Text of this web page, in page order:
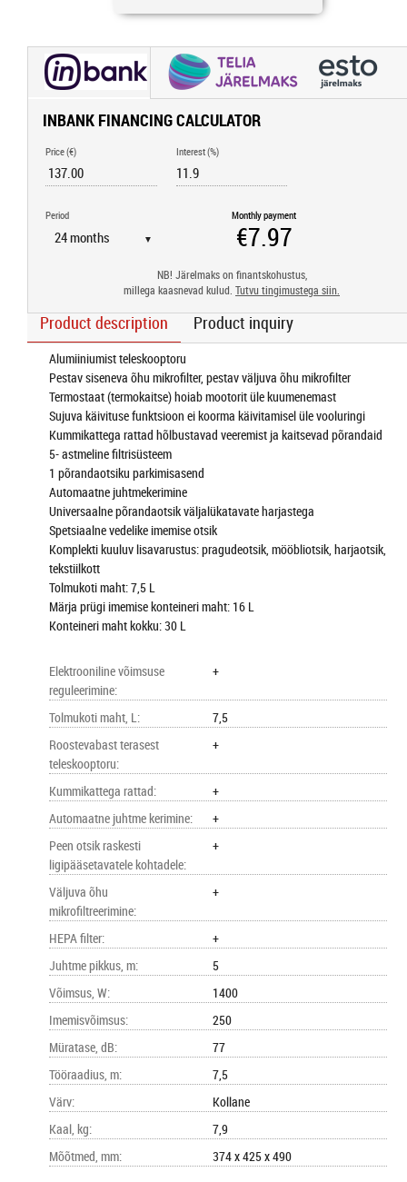
INBANK FINANCING CALCULATOR
Price (€) Interest (%)
Period
▼
Monthly payment
NB! Järelmaks on finantskohustus,
millega kaasnevad kulud. Tutvu tingimustega siin.
Product description Product inquiry
Alumiiniumist teleskooptoru
Pestav siseneva õhu mikrofilter, pestav väljuva õhu mikrofilter
Termostaat (termokaitse) hoiab mootorit üle kuumenemast
Sujuva käivituse funktsioon ei koorma käivitamisel üle vooluringi
Kummikattega rattad hõlbustavad veeremist ja kaitsevad põrandaid
5- astmeline filtrisüsteem
1 põrandaotsiku parkimisasend
Automaatne juhtmekerimine
Universaalne põrandaotsik väljalükatavate harjastega
Spetsiaalne vedelike imemise otsik
Komplekti kuuluv lisavarustus: pragudeotsik, mööbliotsik, harjaotsik,
tekstiilkott
Tolmukoti maht: 7,5 L
Märja prügi imemise konteineri maht: 16 L
Konteineri maht kokku: 30 L
Elektrooniline võimsuse
reguleerimine:
+
Tolmukoti maht, L:
7,5
Roostevabast terasest
teleskooptoru:
+
Kummikattega rattad:
+
Automaatne juhtme kerimine:
+
Peen otsik raskesti
ligipääsetavatele kohtadele:
+
Väljuva õhu
mikrofiltreerimine:
+
HEPA filter:
+
Juhtme pikkus, m:
5
Võimsus, W:
1400
Imemisvõimsus:
250
Müratase, dB:
77
Tööraadius, m:
7,5
Värv:
Kollane
Kaal, kg:
7,9
Mõõtmed, mm: 374 x 425 x 490